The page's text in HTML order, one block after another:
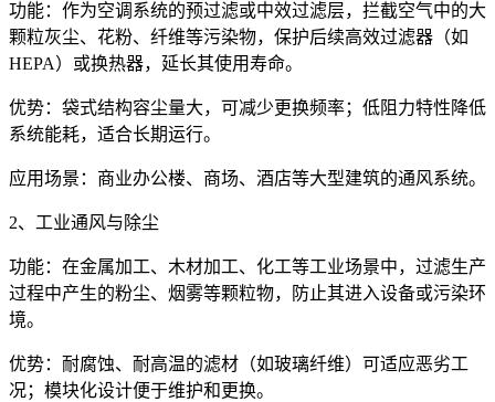
功能：作为空调系统的预过滤或中效过滤层，拦截空气中的大
颗粒灰尘、花粉、纤维等污染物，保护后续高效过滤器（如
HEPA）或换热器，延长其使用寿命。
优势：袋式结构容尘量大，可减少更换频率；低阻力特性降低
系统能耗，适合长期运行。
应用场景：商业办公楼、商场、酒店等大型建筑的通风系统。
2、工业通风与除尘
功能：在金属加工、木材加工、化工等工业场景中，过滤生产
过程中产生的粉尘、烟雾等颗粒物，防止其进入设备或污染环
境。
优势：耐腐蚀、耐高温的滤材（如玻璃纤维）可适应恶劣工
况；模块化设计便于维护和更换。